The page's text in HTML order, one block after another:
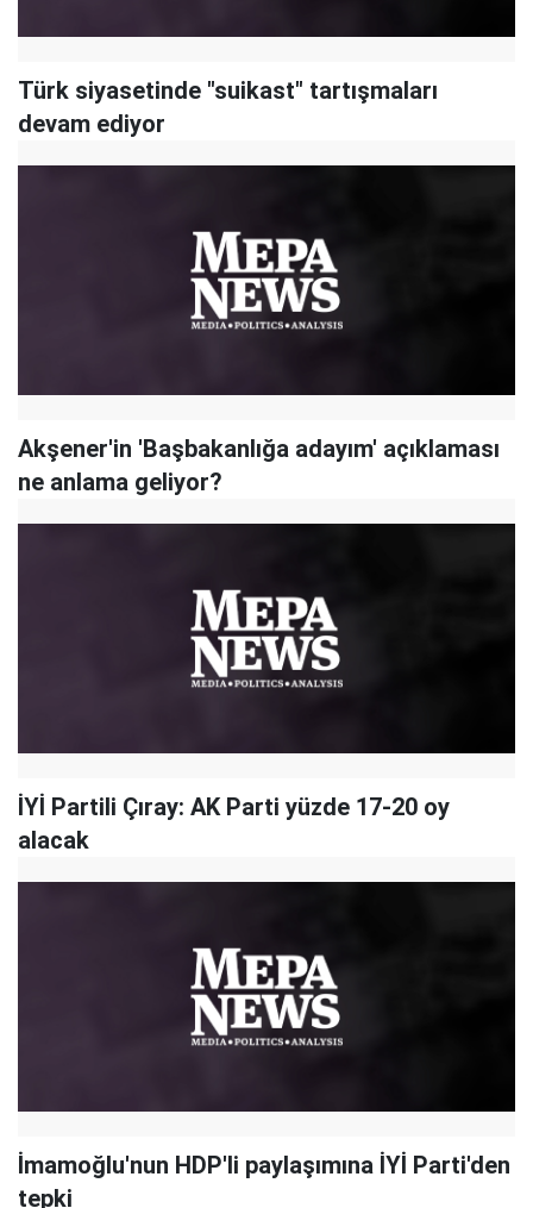
Türk siyasetinde "suikast" tartışmaları
devam ediyor
Akşener'in 'Başbakanlığa adayım' açıklaması
ne anlama geliyor?
İYİ Partili Çıray: AK Parti yüzde 17-20 oy
alacak
İmamoğlu'nun HDP'li paylaşımına İYİ Parti'den
tepki